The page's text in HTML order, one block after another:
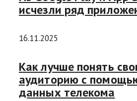
исчезли ряд
16.11.2025
Как лучше понять
аудиторию с
данных телекома